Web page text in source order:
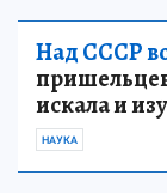
Над СССР
искала и
НАУКА